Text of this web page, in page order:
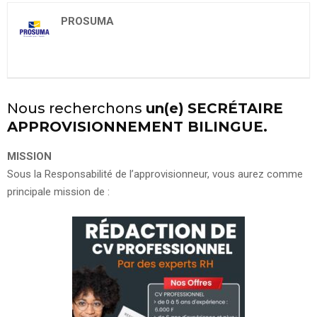
PROSUMA
Nous recherchons un(e) SECRÉTAIRE
APPROVISIONNEMENT BILINGUE.
MISSION
Sous la Responsabilité de l’approvisionneur, vous aurez comme
principale mission de :